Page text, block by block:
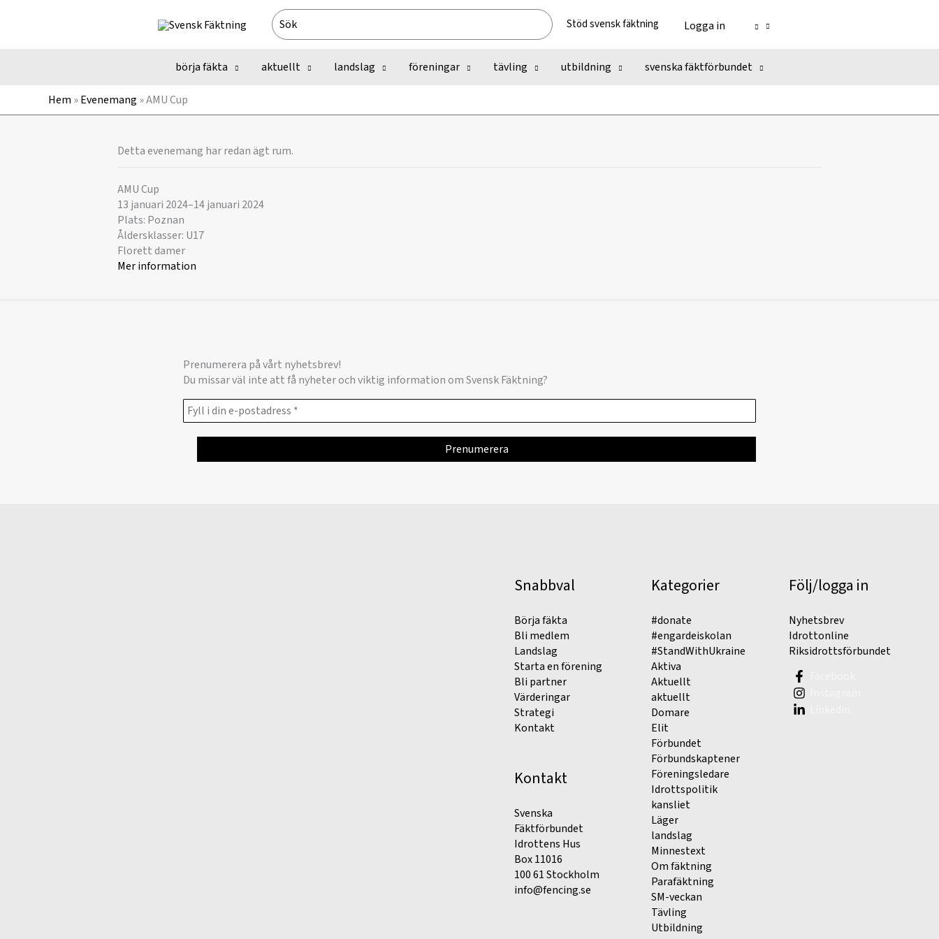
Search
for:
Stöd svensk fäktning Logga in
börja fäkta aktuellt landslag föreningar tävling utbildning svenska fäktförbundet
Hem »Evenemang »AMU Cup
Detta evenemang har redan ägt rum.
AMU Cup
13 januari 2024–14 januari 2024
Plats: Poznan
Åldersklasser: U17
Florett damer
Mer information
Prenumerera på vårt nyhetsbrev!
Du missar väl inte att få nyheter och viktig information om Svensk Fäktning?
Snabbval
Börja fäkta
Bli medlem
Landslag
Starta en förening
Bli partner
Värderingar
Strategi
Kontakt
Kontakt
Svenska
Fäktförbundet
Idrottens Hus
Box 11016
100 61 Stockholm
info@fencing.se
Kategorier
#donate
#engardeiskolan
#StandWithUkraine
Aktiva
Aktuellt
aktuellt
Domare
Elit
Förbundet
Förbundskaptener
Föreningsledare
Idrottspolitik
kansliet
Läger
landslag
Minnestext
Om fäktning
Parafäktning
SM-veckan
Tävling
Utbildning
Följ/logga in
Nyhetsbrev
Idrottonline
Riksidrottsförbundet